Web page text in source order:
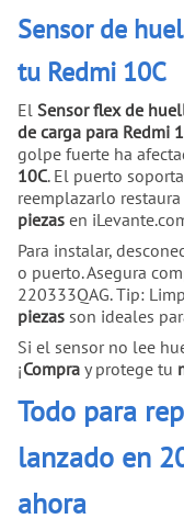
Sensor de
tu Redmi 10C
El Sensor flex de
de carga para Redmi
golpe fuerte ha
10C. El puerto
reemplazarlo
piezas en
Para instalar,
o puerto. Asegura
220333QAG. Tip:
piezas son ideales
Si el sensor no lee
¡Compra y protege tu
Todo para
lanzado en
ahora